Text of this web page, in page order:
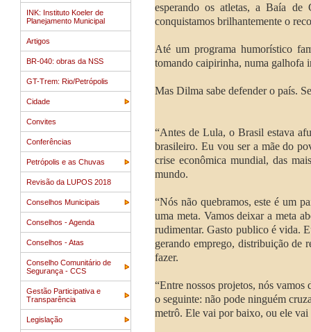
INK: Instituto Koeler de
Planejamento Municipal
Artigos
BR-040: obras da NSS
GT-Trem: Rio/Petrópolis
Cidade
Convites
Conferências
Petrópolis e as Chuvas
Revisão da LUPOS 2018
Conselhos Municipais
Conselhos - Agenda
Conselhos - Atas
Conselho Comunitário de
Segurança - CCS
Gestão Participativa e
Transparência
Legislação
esperando os atletas, a Baía
conquistamos brilhantemente o
Até um programa humorístico
tomando caipirinha, numa galhofa
Mas Dilma sabe defender o país.
“Antes de Lula, o Brasil estava
brasileiro. Eu vou ser a mãe do
crise econômica mundial, das
mundo.
“Nós não quebramos, este é um
uma meta. Vamos deixar a meta
rudimentar. Gasto publico é vida.
gerando emprego, distribuição de
fazer.
“Entre nossos projetos, nós
o seguinte: não pode ninguém
metrô. Ele vai por baixo, ou ele